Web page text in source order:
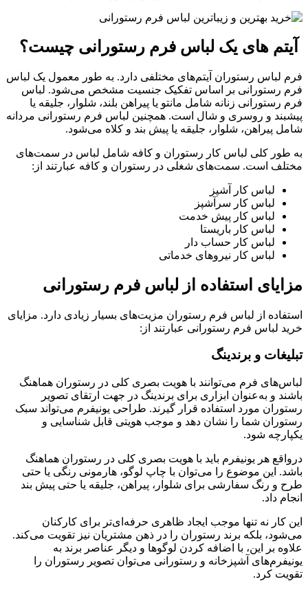
آیتم های یک لباس فرم رستورانی چیست؟
فرم لباس رستوران آیتم‌های مختلفی دارد. به طور معمول یک لباس
فرم رستورانی بر اساس تفکیک جنسیت مشخص می‌شود. لباس
فرم رستورانی زنانه شامل مانتو یا پیراهن بلند، شلوار، جلیقه یا
پیشبند و روسری و شال است. همچنین لباس فرم رستورانی مردانه
شامل پیراهن، شلوار، جلیقه یا پیش بند و کلاه می‌شود.
به طور کلی لباس کار رستوران و کافه شامل لباس در سمت‌های
مختلف است. سمت‌های شغلی در رستوران و کافه عبارتند از:
لباس کار آشپز
لباس کار سرآشپز
لباس کار پیش خدمت
لباس کار باریستا
لباس کار حساب دار
لباس کار نیروهای خدماتی
مزایای استفاده از لباس فرم رستورانی
استفاده از لباس فرم رستوران مزیت‌های بسیار زیادی دارد. مزایای
خرید لباس فرم رستورانی عبارتند از:
تبلیغات و برندینگ
لباس‌های فرم می‌توانند با هویت بصری کلی در رستوران هماهنگ
باشند و به‌عنوان ابزاری برای برندینگ در جهت ارتقای تصویر
رستوران مورد استفاده قرار گیرند. طراحی یونیفرم می‌تواند سبک
رستوران شما را نشان دهد و موجب هویتی قابل شناسایی و
یکپارچه شود.
درواقع هر یونیفرم باید با هویت بصری کلی در رستوران هماهنگ
باشد. این موضوع را می‌توان با چاپ لوگو، هارمونی رنگی یا حتی
طرح و رنگ سفارشی برای شلوار، پیراهن، جلیقه یا حتی پیش بند
انجام داد.
این کار نه تنها موجب ایجاد ظاهری حرفه‌ای‌تر برای کارکنان
می‌شود، بلکه برند رستوران را در ذهن مشتریان نیز تقویت می‌کند.
علاوه بر این، با اضافه کردن لوگوها و دیگر عناصر برند به
یونیفرم‌های آشپزخانه و رستورانی می‌توان تصویر رستوران را
تقویت کرد.